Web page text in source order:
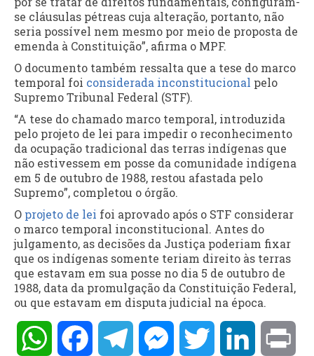
se cláusulas pétreas cuja alteração, portanto, não
seria possível nem mesmo por meio de proposta de
emenda à Constituição”, afirma o MPF.
O documento também ressalta que a tese do marco
temporal foi considerada inconstitucional pelo
Supremo Tribunal Federal (STF).
“A tese do chamado marco temporal, introduzida
pelo projeto de lei para impedir o reconhecimento
da ocupação tradicional das terras indígenas que
não estivessem em posse da comunidade indígena
em 5 de outubro de 1988, restou afastada pelo
Supremo”, completou o órgão.
O projeto de lei foi aprovado após o STF considerar
o marco temporal inconstitucional. Antes do
julgamento, as decisões da Justiça poderiam fixar
que os indígenas somente teriam direito às terras
que estavam em sua posse no dia 5 de outubro de
1988, data da promulgação da Constituição Federal,
ou que estavam em disputa judicial na época.
WhatsAppFacebookTelegramMessengerTwitter LinkedIn